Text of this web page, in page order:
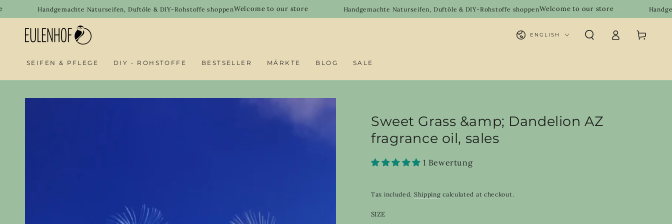
SKIP TO
CONTENT
Handgemachte Naturseifen, Duftöle & DIY-Rohstoffe shoppenWelcome to our store Handgemachte Naturseifen, Duftöle & DIY-Rohstoffe shoppenWelcome to our store Handgemachte
SEIFEN & PFLEGE DIY - ROHSTOFFE BESTSELLER MÄRKTE BLOG SALE
Language
ENGLISH
in
Cart
Sweet Grass &amp; Dandelion AZ
fragrance oil, sales
1 Bewertung
Tax included. Shipping calculated at checkout.
SIZE